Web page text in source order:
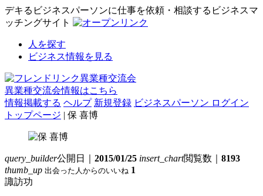
デキるビジネスパーソンに仕事を依頼・相談するビジネスマ
ッチングサイト
人を探す
ビジネス情報を見る
異業種交流会情報はこちら
情報掲載する ヘルプ 新規登録 ビジネスパーソン ログイン
トップページ | 保 喜博
query_builder公開日｜ 2015/01/25 insert_chart閲覧数｜ 8193
thumb_up 出会った人からのいいね 1
諏訪功